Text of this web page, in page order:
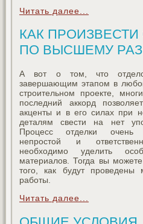
Читать далее...
КАК
ПО ВЫСШЕМУ
А вот о том, что
завершающим этапом в
строительном проекте,
последний аккорд
акценты и в его силах при
деталям свести на нет
Процесс отделки очень
непростой и
необходимо уделить
материалов. Тогда вы
того, как будут проведены
работы.
Читать далее...